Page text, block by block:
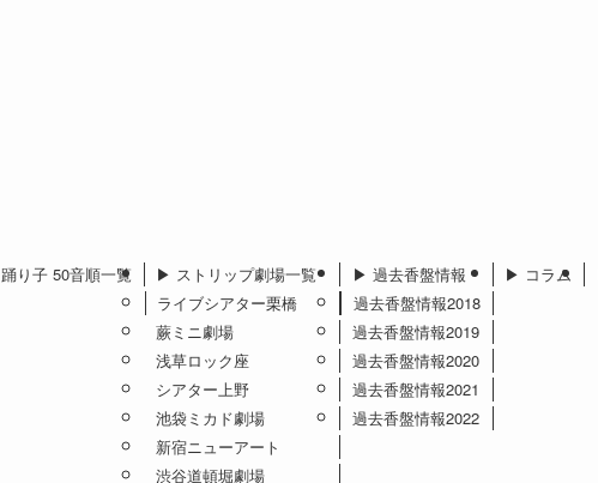
り子 50音順一覧
▶︎ ストリップ劇場一覧
ライブシアター栗橋
蕨ミニ劇場
浅草ロック座
シアター上野
池袋ミカド劇場
新宿ニューアート
渋谷道頓堀劇場
▶︎ 過去香盤情報
過去香盤情報2018
過去香盤情報2019
過去香盤情報2020
過去香盤情報2021
過去香盤情報2022
▶︎ コラム